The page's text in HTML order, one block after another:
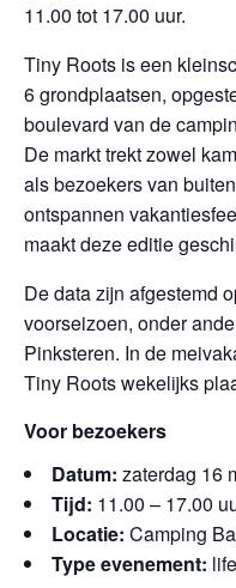
11.00 tot 17.00 uur.
Tiny Roots is een
6 grondplaatsen,
boulevard van de
De markt trekt zowel
als bezoekers van
ontspannen
maakt deze editie
De data zijn afgestemd
voorseizoen, onder
Pinksteren. In de
Tiny Roots wekelijks
Voor bezoekers
Datum: zaterdag 16
Tijd: 11.00 – 17.00
Locatie: Camping
Type evenement: